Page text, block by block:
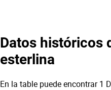
Datos históricos
esterlina
En la table puede encontrar 1